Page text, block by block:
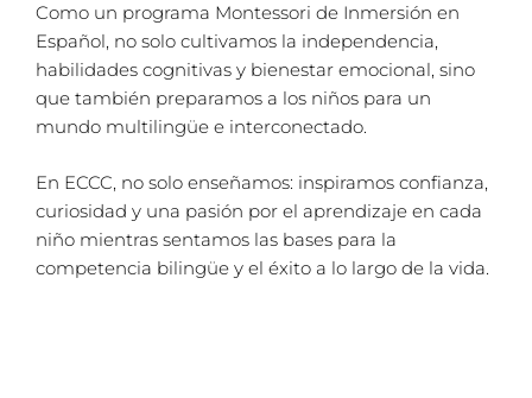
Como un programa Montessori de Inmersión en
Español, no solo cultivamos la independencia,
habilidades cognitivas y bienestar emocional, sino
que también preparamos a los niños para un
mundo multilingüe e interconectado.
En ECCC, no solo enseñamos: inspiramos confianza,
curiosidad y una pasión por el aprendizaje en cada
niño mientras sentamos las bases para la
competencia bilingüe y el éxito a lo largo de la vida.